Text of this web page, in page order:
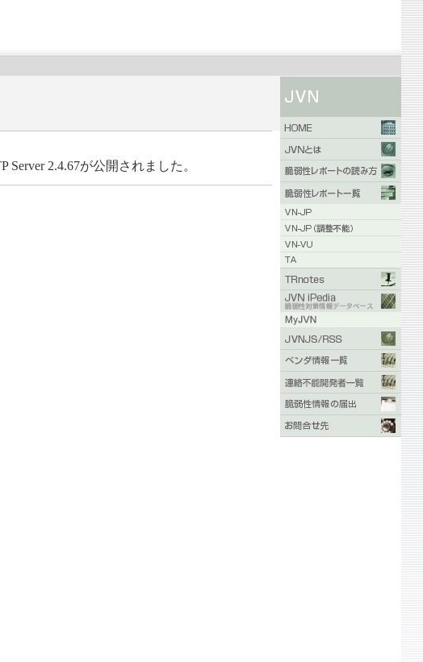
Server 2.4.67が公開されました。